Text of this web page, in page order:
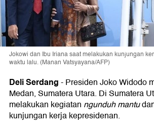
Jokowi dan Ibu Iriana saat melakukan kunjungan
waktu lalu. (Manan Vatsyayana/AFP)
Deli Serdang-Presiden Joko Widodo
Medan, Sumatera Utara. Di Sumatera
melakukan kegiatan ngunduh mantu
kunjungan kerja kepresidenan.